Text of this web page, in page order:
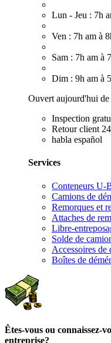
Lun - Jeu : 7h
Ven : 7h am à
Sam : 7h am à
Dim : 9h am à
Ouvert aujourd'hui
Inspection
Retour client
habla español
Services
Conteneurs U-
Camions de
Remorques et
Attaches de
Libre-
Solde de
Accessoires de
Boîtes de
Êtes-vous ou connaissez-
entreprise?